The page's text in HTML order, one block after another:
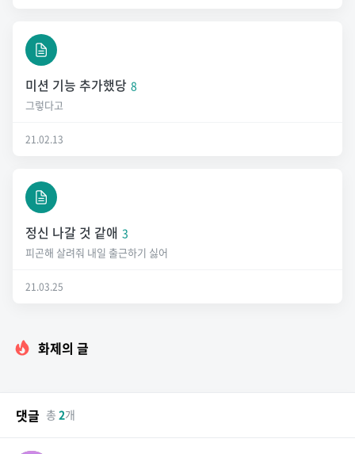
미션 기능 추가했당 8
그렇다고
21.02.13
정신 나갈 것 같애 3
피곤해 살려줘 내일 출근하기 싫어
21.03.25
화제의 글
댓글 총 2개